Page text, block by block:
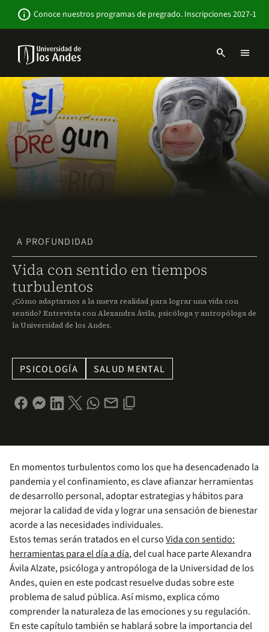
contenido
info Conoce nuestros programas de pregrado. Inscripciones 2027-1
Navbar
-
Sitio
Institucional
search menu
A PROFUNDIDAD
Vida con sentido en tiempos
turbulentos
¿Cómo adaptarnos a la nueva realidad para lograr una vida con
sentido? Entrevista con Alexandra Ávila, psicóloga y antropóloga de
la Universidad de los Andes.
PSICOLOGÍA SALUD MENTAL
En momentos turbulentos como los que ha desencadenado la
pandemia y el confinamiento, es clave afianzar herramientas
de desarrollo personal, adoptar estrategias y hábitos para
mejorar la calidad de vida y lograr una sensación de bienestar
acorde a las necesidades individuales.
Estos temas serán tratados en el cursoVida con sentido:
herramientas para el día a día, del cual hace parte Alexandra
Ávila Alzate, psicóloga y antropóloga de la Universidad de los
Andes, quien en este podcast resuelve dudas sobre este
problema de salud pública. Así mismo, explica cómo
comprender la naturaleza de las emociones y su regulación.
En este capítulo también se hablará sobre la importancia del